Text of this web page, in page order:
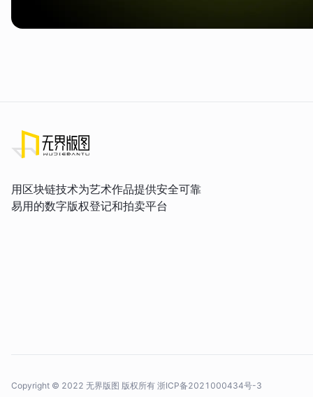
用区块链技术为艺术作品提供安全可靠
易用的数字版权登记和拍卖平台
Copyright © 2022 无界版图 版权所有 浙ICP备2021000434号-3